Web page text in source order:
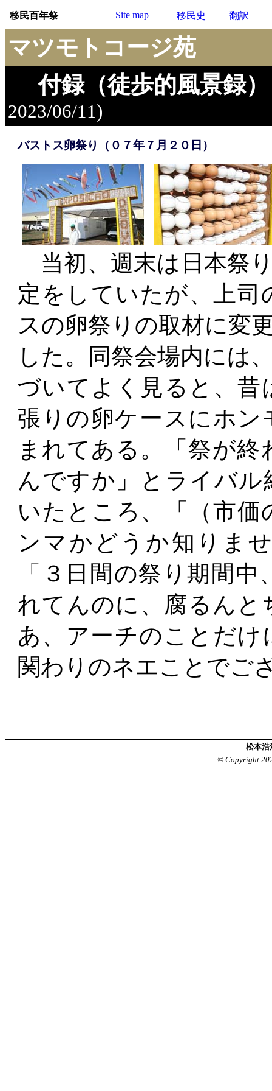
移民百年祭 Site map 移民史 翻訳
マツモトコージ苑
付録（徒歩的風景録）
2023/06/11)
バストス卵祭り（０７年７月２０日）
当初、週末は日本祭
定をしていたが、上
スの卵祭りの取材に変
した。同祭会場内には
づいてよく見ると、昔
張りの卵ケースにホン
まれてある。「祭が
んですか」とライバ
いたところ、「（市
ンマかどうか知りま
「３日間の祭り期間
れてんのに、腐るんと
あ、アーチのことだ
関わりのネエことでご
松本
© Copyright